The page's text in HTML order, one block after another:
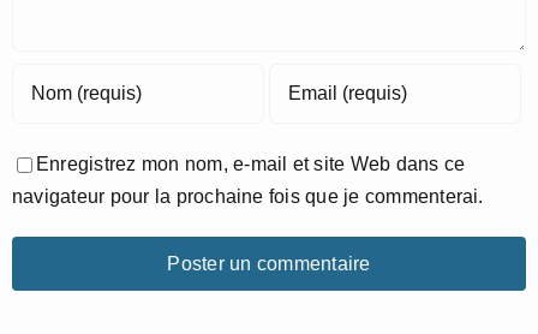
Enregistrez mon nom, e-mail et site Web dans ce
navigateur pour la prochaine fois que je commenterai.